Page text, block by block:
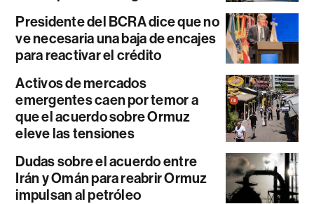
Presidente del BCRA dice que no
ve necesaria una baja de encajes
para reactivar el crédito
Activos de mercados
emergentes caen por temor a
que el acuerdo sobre Ormuz
eleve las tensiones
Dudas sobre el acuerdo entre
Irán y Omán para reabrir Ormuz
impulsan al petróleo